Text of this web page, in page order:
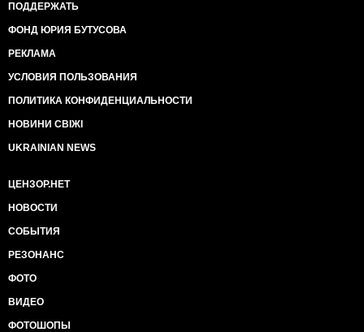
ПОДДЕРЖАТЬ
ФОНД ЮРИЯ БУТУСОВА
РЕКЛАМА
УСЛОВИЯ ПОЛЬЗОВАНИЯ
ПОЛИТИКА КОНФИДЕНЦИАЛЬНОСТИ
НОВИНИ СВІЖІ
UKRAINIAN NEWS
ЦЕНЗОР.НЕТ
НОВОСТИ
СОБЫТИЯ
РЕЗОНАНС
ФОТО
ВИДЕО
ФОТОШОПЫ